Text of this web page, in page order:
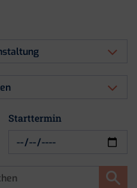
Starttermin